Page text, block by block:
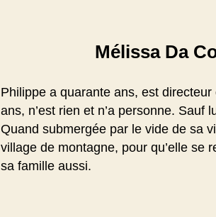
Mélissa Da
Philippe a quarante ans, est
ans, n’est rien et n’a personne. Sauf
Quand submergée par le vide de sa
village de montagne, pour qu’elle se
sa famille aussi.